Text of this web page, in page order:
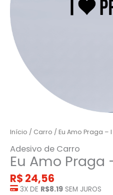
Início / Carro / Eu Amo Praga –
Adesivo de Carro
Eu Amo Praga
R$ 24,56
3X DE R$8.19 SEM JUROS